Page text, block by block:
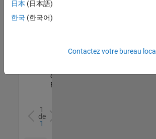
Senior Software Quality Engineer
Senior
Engineer
qualité |
Expérimenté(e)
1
de
1
日本 (日本語)
한국 (한국어)
Contactez votre bureau local